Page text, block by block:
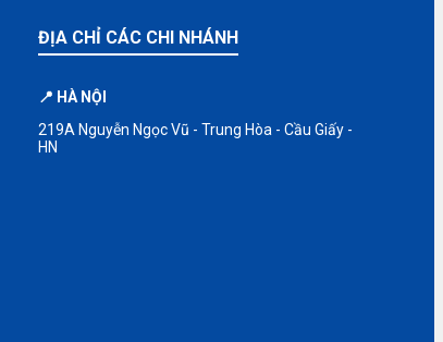
ĐỊA CHỈ CÁC CHI NHÁNH
📍 HÀ NỘI
219A Nguyễn Ngọc Vũ - Trung Hòa - Cầu Giấy -
HN